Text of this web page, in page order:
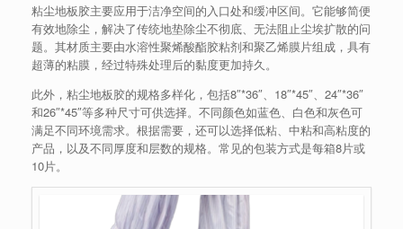
粘尘地板胶主要应用于洁净空间的入口处和缓冲区间。它能够简便
有效地除尘，解决了传统地垫除尘不彻底、无法阻止尘埃扩散的问
题。其材质主要由水溶性聚烯酸酯胶粘剂和聚乙烯膜片组成，具有
超薄的粘膜，经过特殊处理后的黏度更加持久。
此外，粘尘地板胶的规格多样化，包括8″*36″、18″*45″、24″*36″
和26″*45″等多种尺寸可供选择。不同颜色如蓝色、白色和灰色可
满足不同环境需求。根据需要，还可以选择低粘、中粘和高粘度的
产品，以及不同厚度和层数的规格。常见的包装方式是每箱8片或
10片。